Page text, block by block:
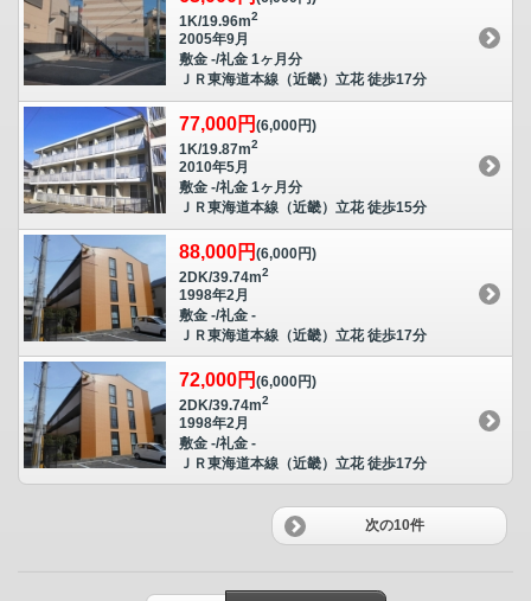
1K/19.96m2
2005年9月
敷金 -/礼金 1ヶ月分
ＪＲ東海道本線（近畿）立花 徒歩17分
77,000円 (6,000円)
1K/19.87m2
2010年5月
敷金 -/礼金 1ヶ月分
ＪＲ東海道本線（近畿）立花 徒歩15分
88,000円 (6,000円)
2DK/39.74m2
1998年2月
敷金 -/礼金 -
ＪＲ東海道本線（近畿）立花 徒歩17分
72,000円 (6,000円)
2DK/39.74m2
1998年2月
敷金 -/礼金 -
ＪＲ東海道本線（近畿）立花 徒歩17分
次の10件